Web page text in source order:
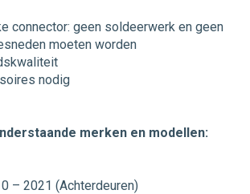
connector: geen soldeerwerk en geen
moeten worden
nodig
merken en modellen:
– 2021 (Achterdeuren)